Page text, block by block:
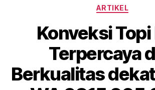
Categories
ARTIKEL
Konveksi Topi
Terpercaya
Berkualitas